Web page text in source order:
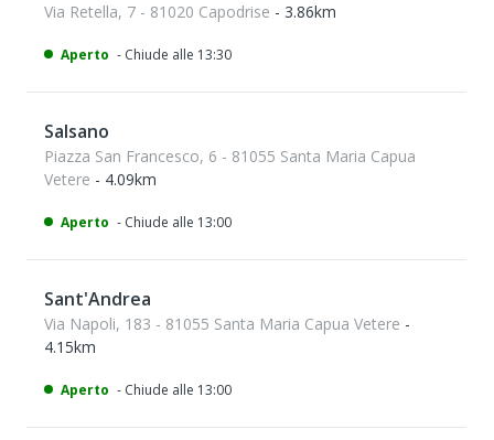
Via Retella, 7 - 81020 Capodrise - 3.86km
Aperto - Chiude alle 13:30
Salsano
Piazza San Francesco, 6 - 81055 Santa Maria Capua
Vetere - 4.09km
Aperto - Chiude alle 13:00
Sant'Andrea
Via Napoli, 183 - 81055 Santa Maria Capua Vetere -
4.15km
Aperto - Chiude alle 13:00